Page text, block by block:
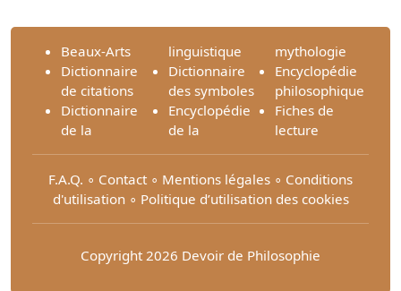
Beaux-Arts
Dictionnaire
de citations
Dictionnaire
de la
linguistique
Dictionnaire
des symboles
Encyclopédie
de la
mythologie
Encyclopédie
philosophique
Fiches de
lecture
F.A.Q. ∘ Contact ∘ Mentions légales ∘ Conditions
d'utilisation∘ Politique d’utilisation des cookies
Copyright 2026 Devoir de Philosophie